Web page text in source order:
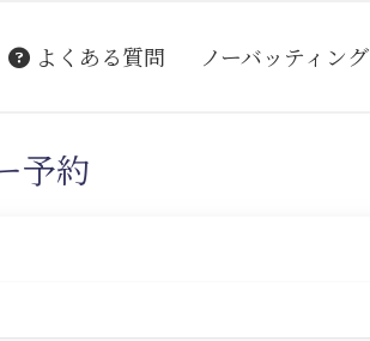
よくある質問 ノーバッティング
予約